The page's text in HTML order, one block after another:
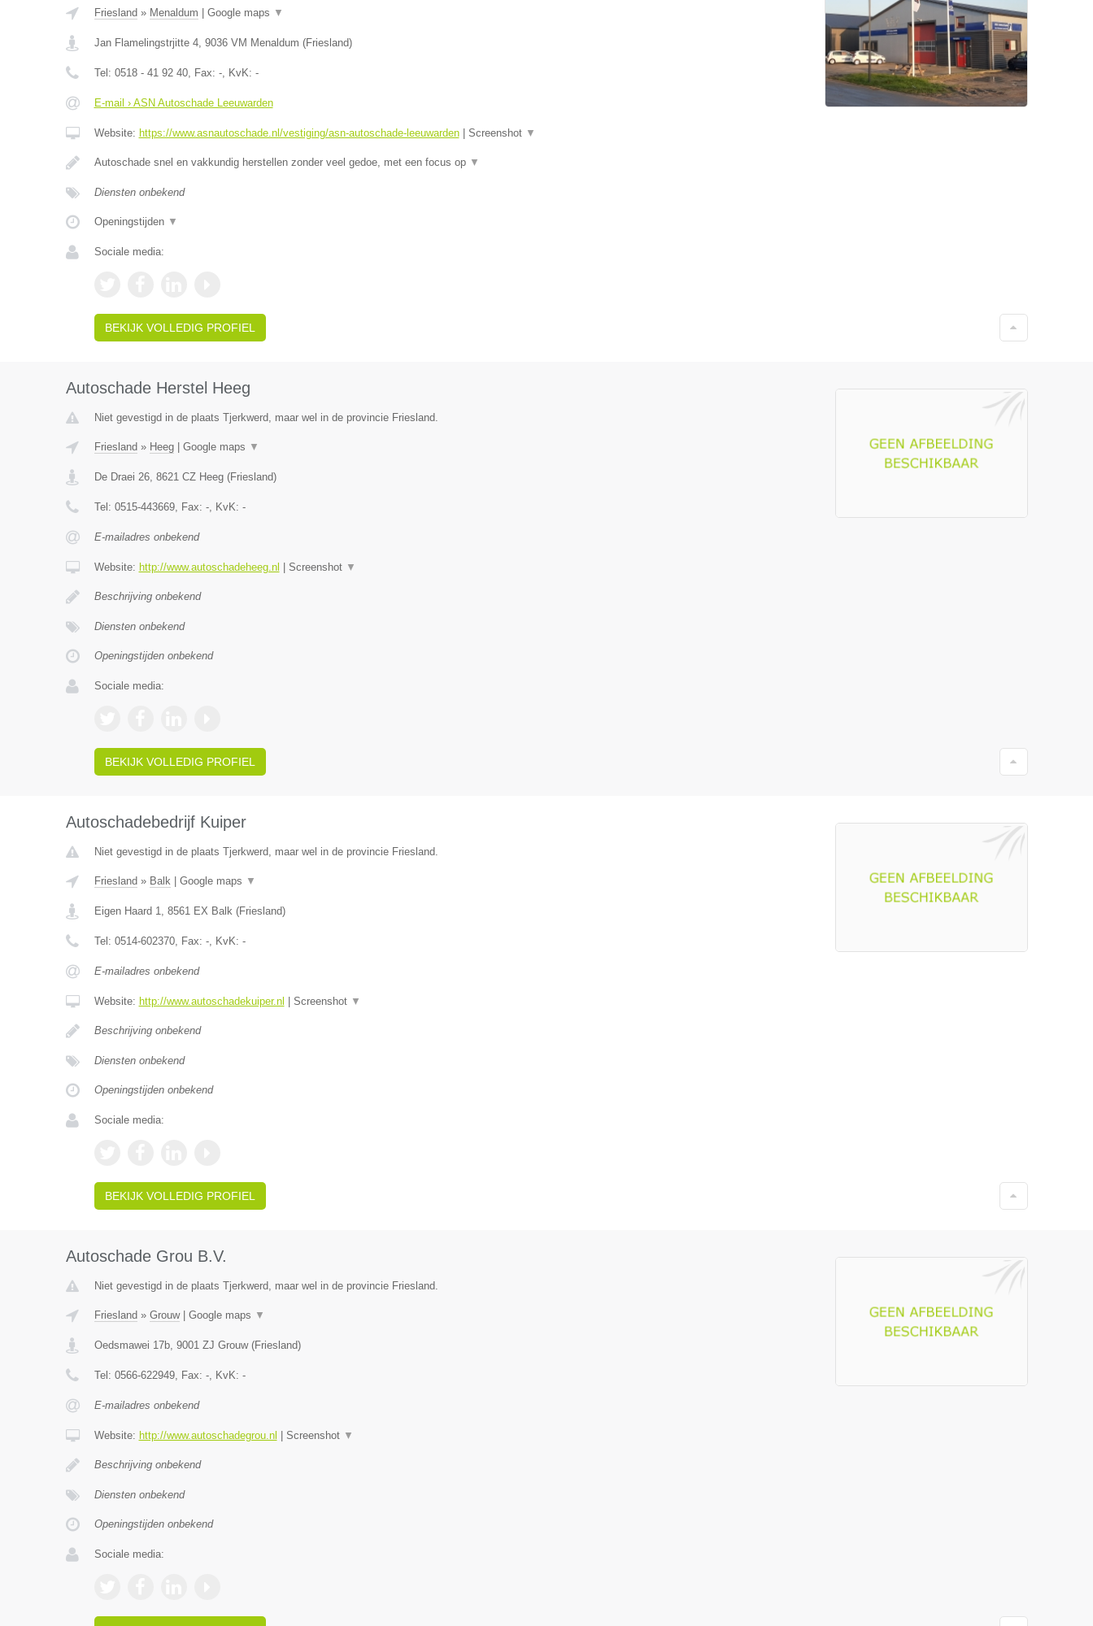
Friesland » Menaldum Google maps ▼
Jan Flamelingstrjitte 4, 9036 VM Menaldum (Friesland)
Tel: 0518 - 41 92 40, Fax: -, KvK: -
E-mail › ASN Autoschade Leeuwarden
Website: https://www.asnautoschade.nl/vestiging/asn-autoschade-leeuwarden| Screenshot ▼
Autoschade snel en vakkundig herstellen zonder veel gedoe, met een focus op ▼
Diensten onbekend
Openingstijden ▼
Sociale media:
BEKIJK VOLLEDIG PROFIEL
Autoschade Herstel Heeg
Niet gevestigd in de plaats Tjerkwerd, maar wel in de provincie Friesland.
Friesland » Heeg| Google maps ▼
De Draei 26, 8621 CZ Heeg(Friesland)
Tel: 0515-443669, Fax: -, KvK: -
E-mailadres onbekend
Website: http://www.autoschadeheeg.nl Screenshot ▼
Beschrijving onbekend
Diensten onbekend
Openingstijden onbekend
Sociale media:
BEKIJK VOLLEDIG PROFIEL
Autoschadebedrijf Kuiper
Niet gevestigd in de plaats Tjerkwerd, maar wel in de provincie Friesland.
Friesland » Balk| Google maps ▼
Eigen Haard 1, 8561 EX Balk(Friesland)
Tel: 0514-602370, Fax: -, KvK: -
E-mailadres onbekend
Website: http://www.autoschadekuiper.nl Screenshot ▼
Beschrijving onbekend
Diensten onbekend
Openingstijden onbekend
Sociale media:
BEKIJK VOLLEDIG PROFIEL
Autoschade Grou B.V.
Niet gevestigd in de plaats Tjerkwerd, maar wel in de provincie Friesland.
Friesland » Grouw| Google maps ▼
Oedsmawei 17b, 9001 ZJ Grouw(Friesland)
Tel: 0566-622949, Fax: -, KvK: -
E-mailadres onbekend
Website: http://www.autoschadegrou.nl Screenshot ▼
Beschrijving onbekend
Diensten onbekend
Openingstijden onbekend
Sociale media: